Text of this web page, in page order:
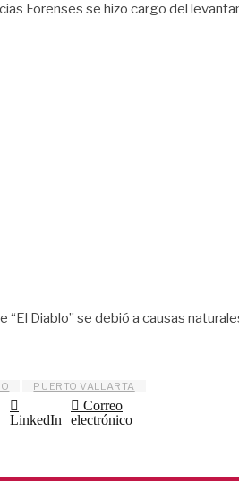
Forenses se hizo cargo del
Diablo” se debió a causas
PUERTO VALLARTA
LinkedIn
Correo
electrónico